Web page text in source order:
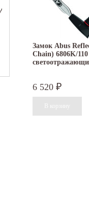
Замок Abus
Chain) 6806K/110
6 520 ₽